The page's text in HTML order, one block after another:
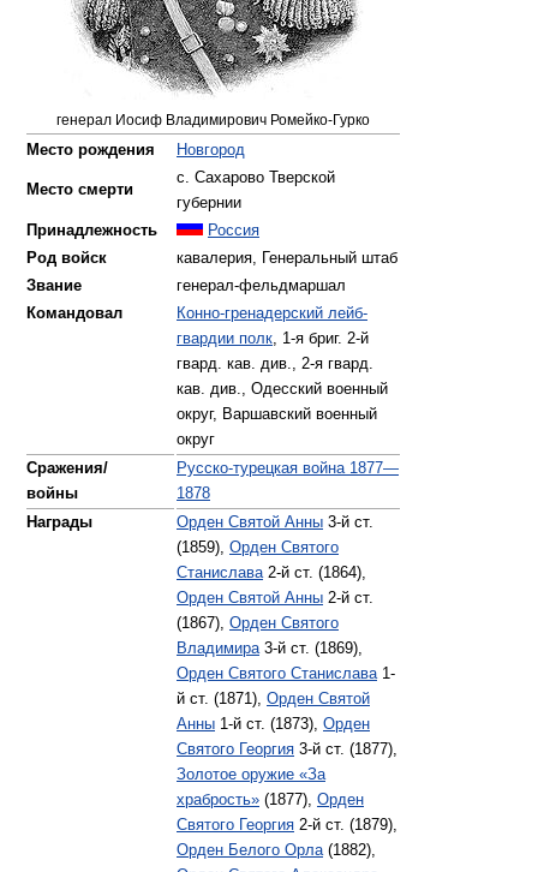
генерал Иосиф Владимирович Ромейко-Гурко
Место рождения Новгород
Место смерти
с. Сахарово Тверской
губернии
Принадлежность
Россия
Род войск
кавалерия, Генеральный штаб
Звание
генерал-фельдмаршал
Командовал
Конно-гренадерский лейб-
гвардии полк, 1-я бриг. 2-й
гвард. кав. див., 2-я гвард.
кав. див., Одесский военный
округ, Варшавский военный
округ
Сражения/
войны
Русско-турецкая война 1877—
1878
Награды
Орден Святой Анны 3-й ст.
(1859), Орден Святого
Станислава2-й ст. (1864),
Орден Святой Анны 2-й ст.
(1867), Орден Святого
Владимира3-й ст. (1869),
Орден Святого Станислава1-
й ст. (1871), Орден Святой
Анны 1-й ст. (1873), Орден
Святого Георгия 3-й ст. (1877),
Золотое оружие «За
храбрость» (1877), Орден
Святого Георгия 2-й ст. (1879),
Орден Белого Орла(1882),